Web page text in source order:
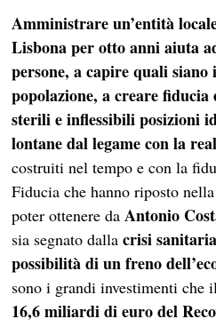
Amministrare un’entità
Lisbona per otto anni aiuta
persone, a capire quali siano
popolazione, a creare fiducia
sterili e inflessibili posizioni
lontane dal legame con la
costruiti nel tempo e con la
Fiducia che hanno riposto
poter ottenere daAntonio
sia segnato dallacrisi
possibilità di un freno
sono i grandi investimenti
16,6 miliardi di euro del